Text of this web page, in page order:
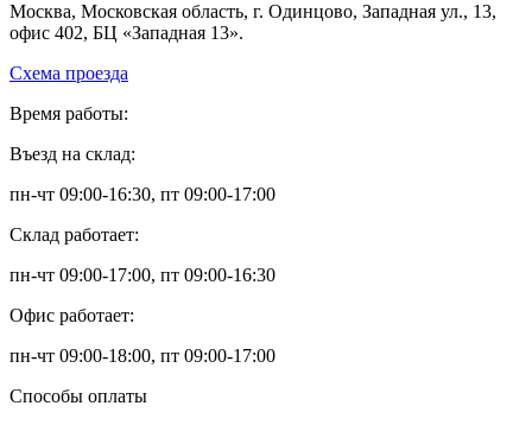
Москва, Московская область, г. Одинцово, Западная ул., 13,
офис 402, БЦ «Западная 13».
Схема проезда
Время работы:
Въезд на склад:
пн-чт 09:00-16:30, пт 09:00-17:00
Склад работает:
пн-чт 09:00-17:00, пт 09:00-16:30
Офис работает:
пн-чт 09:00-18:00, пт 09:00-17:00
Способы оплаты